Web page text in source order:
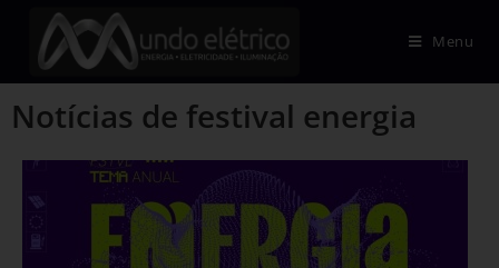
Menu
Notícias de festival energia